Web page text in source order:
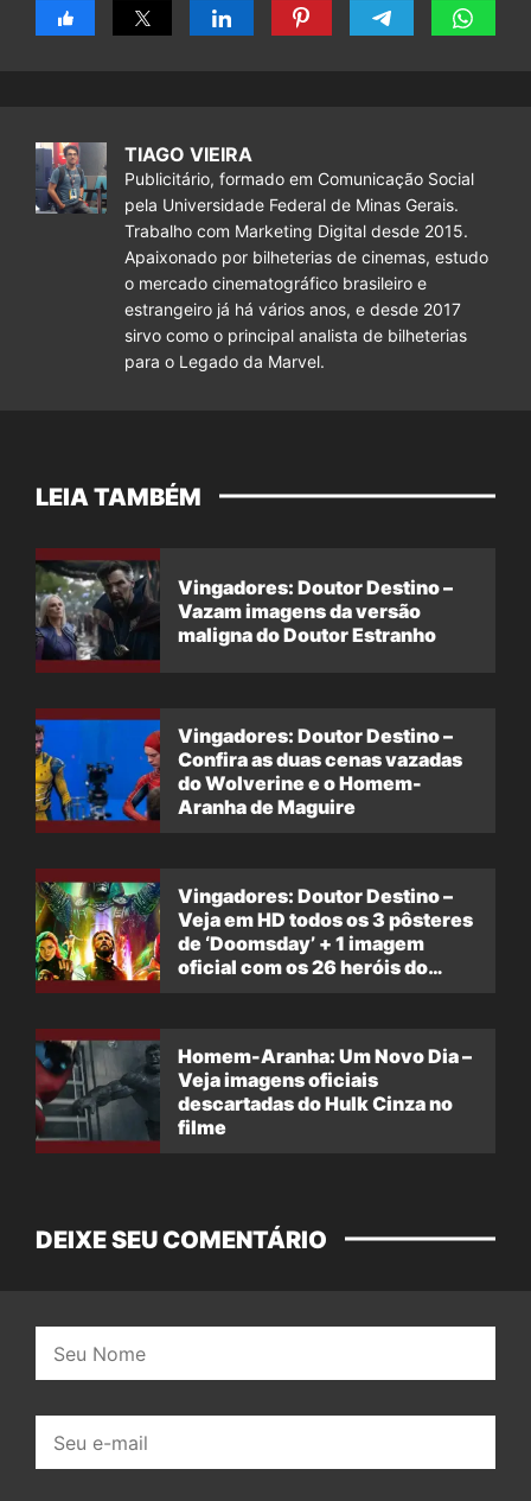
TIAGO VIEIRA
Publicitário, formado em Comunicação Social
pela Universidade Federal de Minas Gerais.
Trabalho com Marketing Digital desde 2015.
Apaixonado por bilheterias de cinemas, estudo
o mercado cinematográfico brasileiro e
estrangeiro já há vários anos, e desde 2017
sirvo como o principal analista de bilheterias
para o Legado da Marvel.
LEIA TAMBÉM
Vingadores: Doutor Destino –
Vazam imagens da versão
maligna do Doutor Estranho
Vingadores: Doutor Destino –
Confira as duas cenas vazadas
do Wolverine e o Homem-
Aranha de Maguire
Vingadores: Doutor Destino –
Veja em HD todos os 3 pôsteres
de ‘Doomsday’ + 1 imagem
oficial com os 26 heróis do
Homem-Aranha: Um Novo Dia –
Veja imagens oficiais
descartadas do Hulk Cinza no
filme
DEIXE SEU COMENTÁRIO
mail: